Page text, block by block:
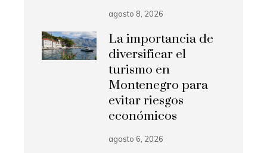
agosto 8, 2026
La importancia de
diversificar el
turismo en
Montenegro para
evitar riesgos
económicos
agosto 6, 2026